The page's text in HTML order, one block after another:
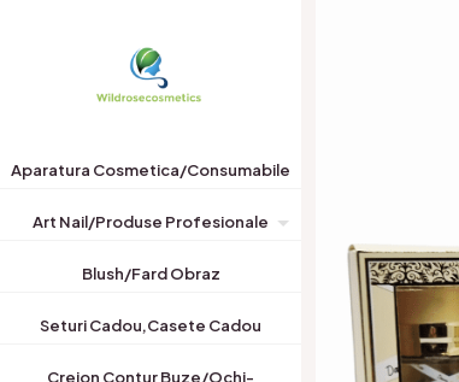
Aparatura Cosmetica/Consumabile
Art Nail/Produse Profesionale
Blush/Fard Obraz
Seturi Cadou,Casete Cadou
Creion Contur Buze/Ochi-